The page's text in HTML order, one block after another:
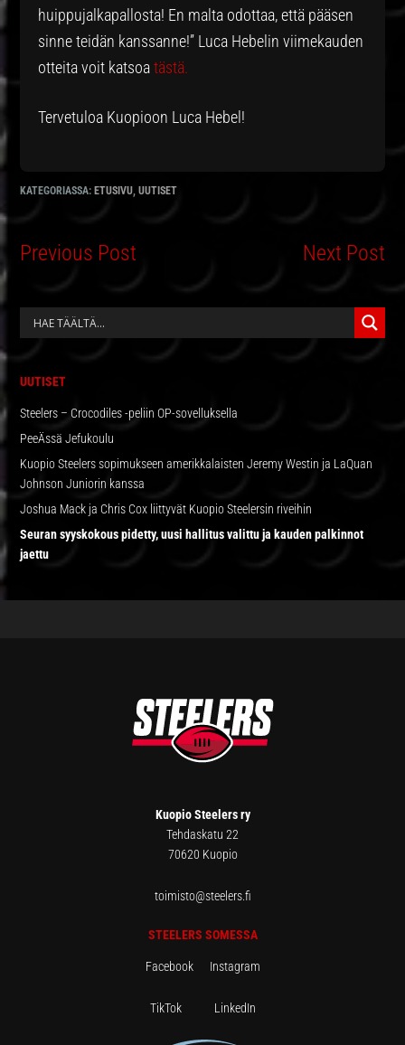
huippujalkapallosta! En malta odottaa, että pääsen
sinne teidän kanssanne!” Luca Hebelin viimekauden
otteita voit katsoatästä.
Tervetuloa Kuopioon Luca Hebel!
KATEGORIASSA: ETUSIVU,UUTISET
Previous Post Next Post
ENSISIJAINEN
UUTISET
Steelers – Crocodiles -peliin OP-sovelluksella
PeeÄssä Jefukoulu
Kuopio Steelers sopimukseen amerikkalaisten Jeremy Westin ja LaQuan
Johnson Juniorin kanssa
Joshua Mack ja Chris Cox liittyvät Kuopio Steelersin riveihin
Seuran syyskokous pidetty, uusi hallitus valittu ja kauden palkinnot
jaettu
Kuopio Steelers ry
Tehdaskatu 22
70620 Kuopio
toimisto@steelers.fi
STEELERS SOMESSA
Facebook Instagram
TikTok LinkedIn